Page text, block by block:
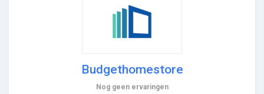
Budgethomestore
Nog geen ervaringen